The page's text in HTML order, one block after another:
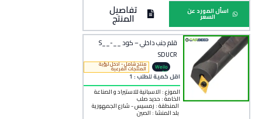
اسأل المورد عن
السعر تفاصيل
المنتج
قلم جنب داخلي – كود __S__-
SDUCR
Weilo
ng
منتج شامل - ادخل لرؤية
المنتجات الفرعية
اقل كمية للطلب : 1
الموزع : الاسبانية للاستيراد و الصناعة
الخامة : حديد صلب
المنطقة : رمسيس - شارع الجمهورية
بلد المنشأ :الصين